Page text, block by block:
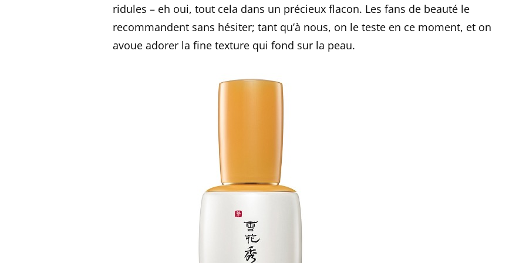
ridules – eh oui, tout cela dans un précieux flacon. Les fans de beauté le
recommandent sans hésiter; tant qu’à nous, on le teste en ce moment, et on
avoue adorer la fine texture qui fond sur la peau.